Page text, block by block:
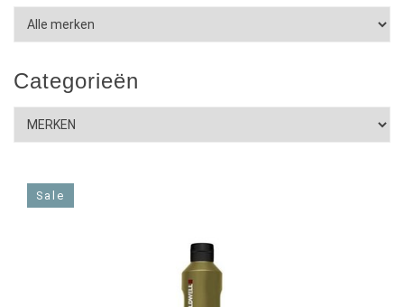
Categorieën
Sale